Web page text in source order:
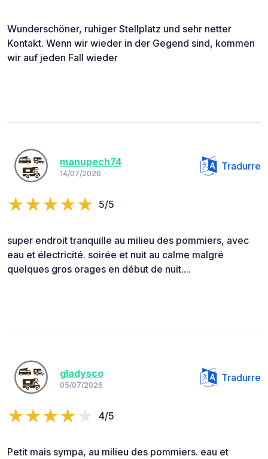
Wunderschöner, ruhiger Stellplatz und sehr netter
Kontakt. Wenn wir wieder in der Gegend sind, kommen
wir auf jeden Fall wieder
manupech74
14/07/2026
Tradurre
5/5
super endroit tranquille au milieu des pommiers, avec
eau et électricité. soirée et nuit au calme malgré
quelques gros orages en début de nuit....
gladysco
05/07/2026
Tradurre
4/5
Petit mais sympa, au milieu des pommiers. eau et